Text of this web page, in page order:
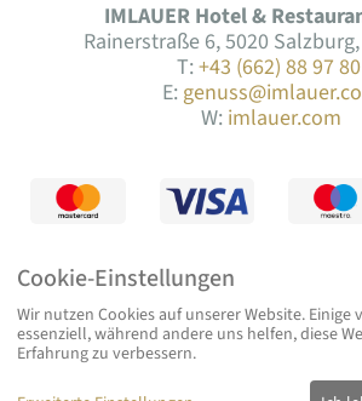
IMLAUER Hotel &
Rainerstraße 6, 5020
T:+43 (662) 88 97 80
E:
W: imlauer.com
Widerruf Versand Datenschutz
eCommerce-System by
Cookie-Einstellungen
Wir nutzen Cookies auf unserer Website. Einige
essenziell, während andere uns helfen, diese
Erfahrung zu verbessern.